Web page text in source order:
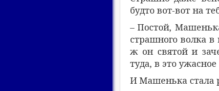
будто вот-вот на
– Постой,
страшного волка
ж он святой и
туда, в это
И Машенька стала